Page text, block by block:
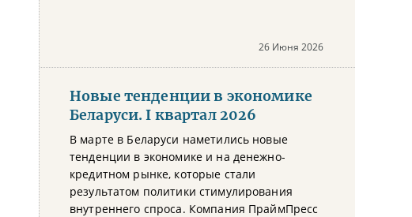
26 Июня 2026
Новые тенденции в экономике
Беларуси. I квартал 2026
В марте в Беларуси наметились новые
тенденции в экономике и на денежно-
кредитном рынке, которые стали
результатом политики стимулирования
внутреннего спроса. Компания ПраймПресс